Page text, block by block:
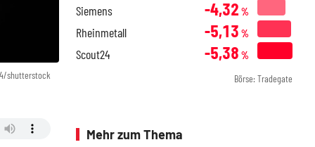
shutterstock
Siemens -4,32 %
Rheinmetall -5,13 %
Scout24 -5,38 %
Börse: Tradegate
Mehr zum Thema